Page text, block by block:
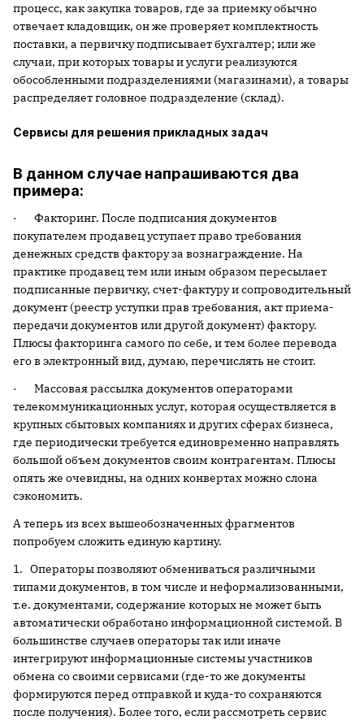
процесс, как закупка товаров, где за приемку обычно
отвечает кладовщик, он же проверяет комплектность
поставки, а первичку подписывает бухгалтер; или же
случаи, при которых товары и услуги реализуются
обособленными подразделениями (магазинами), а товары
распределяет головное подразделение (склад).
Сервисы для решения прикладных задач
В данном случае напрашиваются два
примера:
· Факторинг. После подписания документов
покупателем продавец уступает право требования
денежных средств фактору за вознаграждение. На
практике продавец тем или иным образом пересылает
подписанные первичку, счет-фактуру и сопроводительный
документ (реестр уступки прав требования, акт приема-
передачи документов или другой документ) фактору.
Плюсы факторинга самого по себе, и тем более перевода
его в электронный вид, думаю, перечислять не стоит.
· Массовая рассылка документов операторами
телекоммуникационных услуг, которая осуществляется в
крупных сбытовых компаниях и других сферах бизнеса,
где периодически требуется единовременно направлять
большой объем документов своим контрагентам. Плюсы
опять же очевидны, на одних конвертах можно слона
сэкономить.
А теперь из всех вышеобозначенных фрагментов
попробуем сложить единую картину.
1. Операторы позволяют обмениваться различными
типами документов, в том числе и неформализованными,
т.е. документами, содержание которых не может быть
автоматически обработано информационной системой. В
большинстве случаев операторы так или иначе
интегрируют информационные системы участников
обмена со своими сервисами (где-то же документы
формируются перед отправкой и куда-то сохраняются
после получения). Более того, если рассмотреть сервис